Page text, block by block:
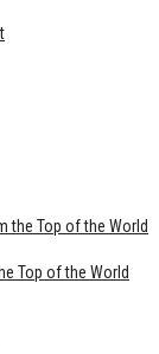
Top of the World